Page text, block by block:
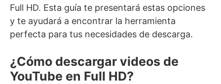
Full HD. Esta guía te presentará estas opciones
y te ayudará a encontrar la herramienta
perfecta para tus necesidades de descarga.
¿Cómo descargar videos de
YouTube en Full HD?